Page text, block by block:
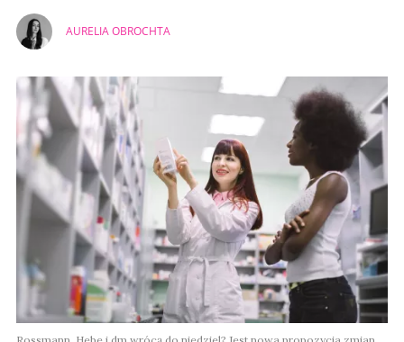
AURELIA OBROCHTA